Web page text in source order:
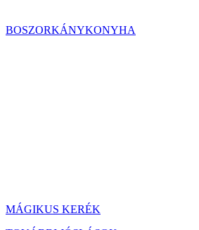
BOSZORKÁNYKONYHA
MÁGIKUS KERÉK